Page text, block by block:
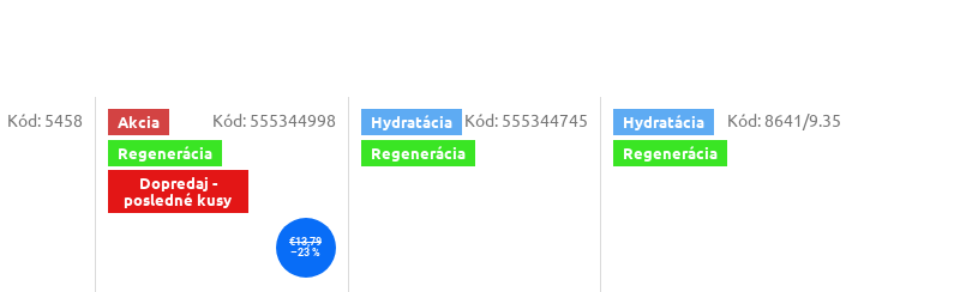
Kód: 5458
Akcia
Regenerácia
Dopredaj -
posledné kusy
€13,79
–23 %
Kód: 555344998
Hydratácia
Regenerácia
Kód: 555344745
Hydratácia
Regenerácia
Kód:8641/9.35